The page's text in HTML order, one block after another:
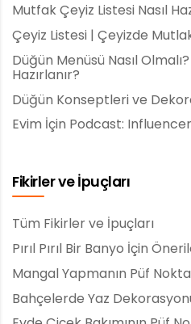
Mutfak Çeyiz Listesi Nasıl
Çeyiz Listesi | Çeyizde
Düğün Menüsü Nasıl
Hazırlanır?
Düğün Konseptleri ve
Evim İçin Podcast:
Fikirler ve İpuçları
Tüm Fikirler ve İpuçları
Pırıl Pırıl Bir Banyo İçin
Mangal Yapmanın Püf
Bahçelerde Yaz